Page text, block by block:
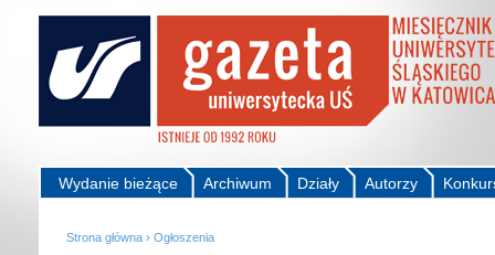
Autorzy
Działy
Archiwum
Wydanie bieżące
Strona główna › Ogłoszenia